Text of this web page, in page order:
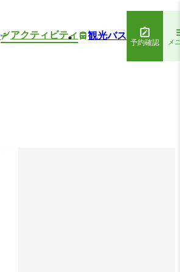
アクティビティ 観光バス
予約確認 メ